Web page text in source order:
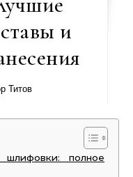
и
Титов
полное